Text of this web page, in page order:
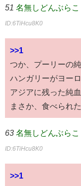
51 名無しどんぶらこ
ID:6TiHcu8K0
>>1
つか、プーリーの
ハンガリーがヨー
アジアに残った純
まさか、食べられ
63 名無しどんぶらこ
ID:6TiHcu8K0
>>1